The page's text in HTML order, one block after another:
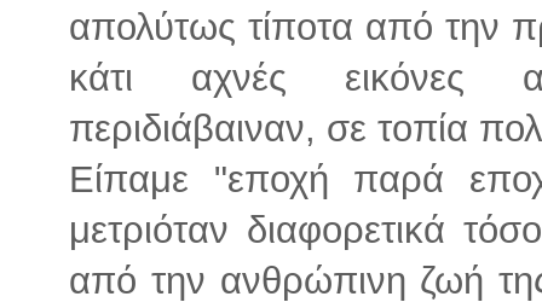
απολύτως τίποτα από την
κάτι αχνές εικόνες
περιδιάβαιναν, σε τοπία
Είπαμε "εποχή παρά
μετριόταν διαφορετικά
από την ανθρώπινη ζωή